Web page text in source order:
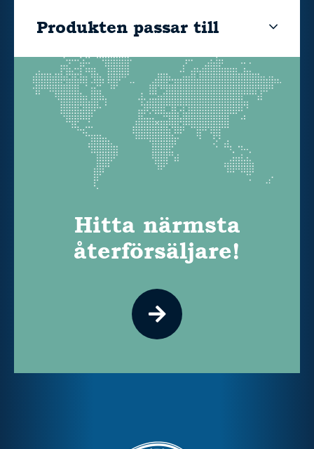
Produkten passar till
Hitta närmsta
återförsäljare!